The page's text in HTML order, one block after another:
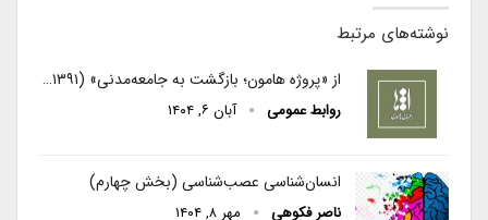
نوشته‌های مرتبط
از «پروژه هامون؛ بازگشت به جامعه‌مدنی» (۱۳۹۱…
روابط عمومی آبان ۶, ۱۴۰۴
انسان‌شناسی عصب‌شناسی (بخش چهارم)
ناصر فکوهی مهر ۸, ۱۴۰۴